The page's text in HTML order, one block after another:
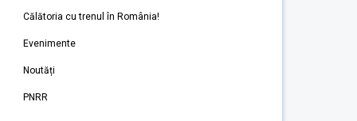
Călătoria cu trenul în România!
Evenimente
Noutăți
PNRR